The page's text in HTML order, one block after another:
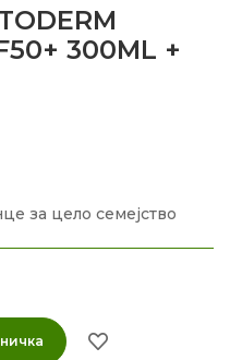
300ML +
за цело семејство